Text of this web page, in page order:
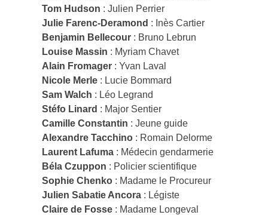
Tom Hudson : Julien Perrier
Julie Farenc-Deramond : Inès Cartier
Benjamin Bellecour : Bruno Lebrun
Louise Massin : Myriam Chavet
Alain Fromager : Yvan Laval
Nicole Merle : Lucie Bommard
Sam Walch : Léo Legrand
Stéfo Linard : Major Sentier
Camille Constantin : Jeune guide
Alexandre Tacchino : Romain Delorme
Laurent Lafuma : Médecin gendarmerie
Béla Czuppon : Policier scientifique
Sophie Chenko : Madame le Procureur
Julien Sabatie Ancora : Légiste
Claire de Fosse : Madame Longeval